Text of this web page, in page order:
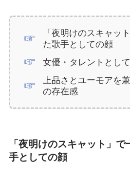
「夜明けのスキャッ
た歌手としての顔
女優・タレントとし
上品さとユーモアを
の存在感
「夜明けのスキャット」
手としての顔